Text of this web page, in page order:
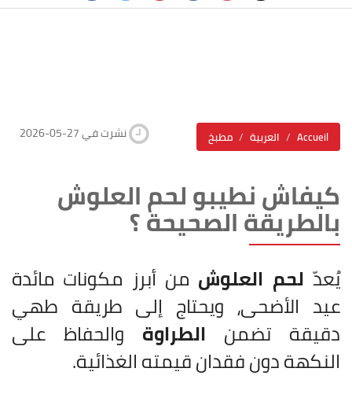
مطبخ العربية Accueil 2026-05-27 نشرت في
كيفاش نطيبو لحم العلوش
بالطريقة الصحيحة ؟
يُعدّ لحم العلوش من أبرز مكونات مائدة
عيد الأضحى، ويحتاج إلى طريقة طهي
دقيقة تضمن الطراوة والحفاظ على
النكهة دون فقدان قيمته الغذائية.